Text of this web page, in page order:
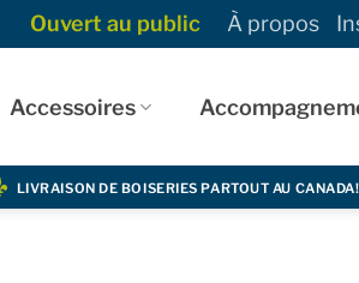
Ouvert au public À propos
Accessoires
LIVRAISON DE BOISERIES PARTOUT AU CANADA!